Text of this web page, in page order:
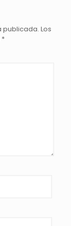
publicada. Los
*